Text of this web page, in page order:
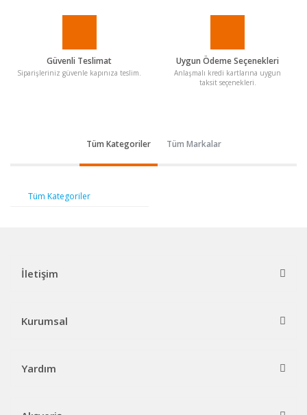
Güvenli Teslimat
Siparişleriniz güvenle kapınıza teslim.
Uygun Ödeme Seçenekleri
Anlaşmalı kredi kartlarına uygun
taksit seçenekleri.
Tüm Kategoriler Tüm Markalar
Tüm Kategoriler
İletişim
Kurumsal
Yardım